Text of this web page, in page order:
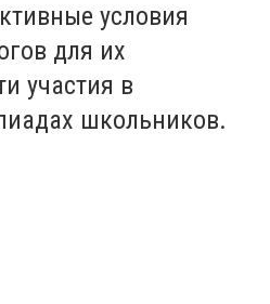
условия
для их
участия в
школьников.